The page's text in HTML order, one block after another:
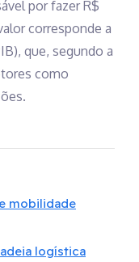
por fazer R$
corresponde a
que, segundo a
como
mobilidade
logística